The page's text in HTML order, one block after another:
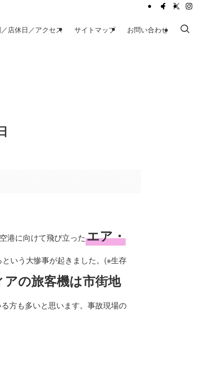
店休日／アクセス サイトマップ お問い合わせ
港に向けて飛び立ったエア・
いう大惨事が起きました。(※生存
の旅客機は市街地
方も多いと思います。事故現場の